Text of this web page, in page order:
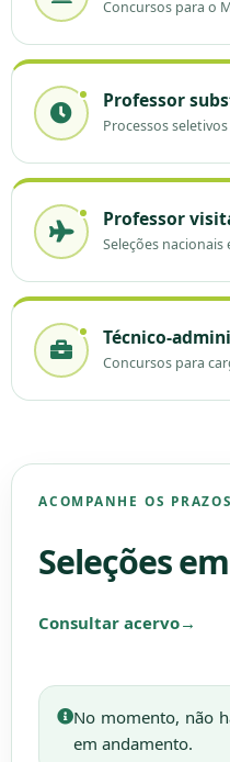
Concursos para o
Professor
Processos
Professor
Seleções
Técnico-
Concursos para
ACOMPANHE OS PRAZOS
Seleções
Consultar acervo→
No momento, não
em andamento.